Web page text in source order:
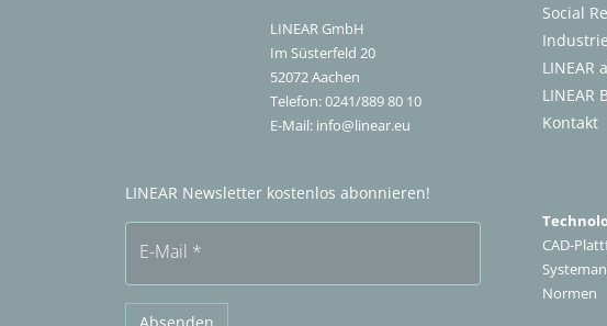
LINEAR GmbH
Im Süsterfeld 20
52072Aachen
Telefon:0241/889 80 10
E-Mail: info@linear.eu
LINEAR Newsletter kostenlos abonnieren!
E-Mail *
Social
LINEAR
LINEAR
Kontakt
CAD-
Normen